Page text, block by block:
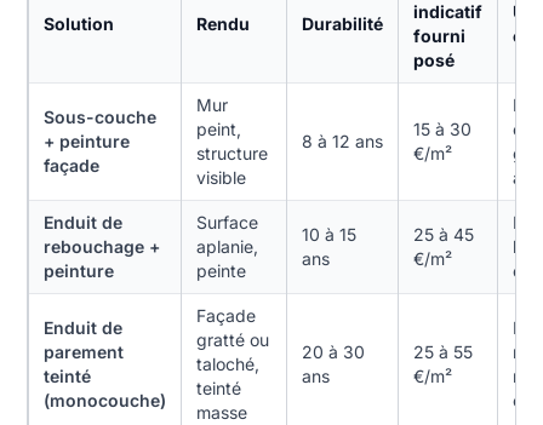
Solution Rendu Durabilité
indicatif
fourni
posé
Sous-couche
+ peinture
façade
Mur
peint,
structure
visible
8 à 12 ans
15 à 30
€/m²
abri
Enduit de
rebouchage +
peinture
Surface
aplanie,
peinte
10 à 15
ans
25 à 45
€/m²
Enduit de
parement
teinté
(monocouche)
Façade
gratté ou
taloché,
teinté
masse
20 à 30
ans
25 à 55
€/m²